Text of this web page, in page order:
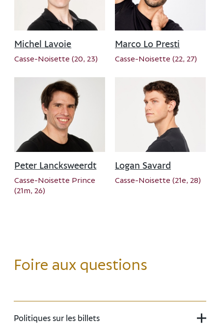
Michel Lavoie
Casse-Noisette (20, 23)
Marco Lo Presti
Casse-Noisette (22, 27)
Peter Lancksweerdt
Casse-Noisette Prince
(21m, 26)
Logan Savard
Casse-Noisette (21e, 28)
Foire aux questions
Politiques sur les billets